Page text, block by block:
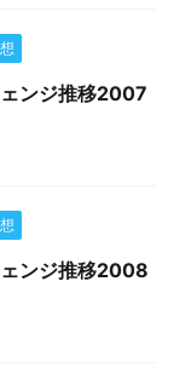
ンジ推移2007
ンジ推移2008